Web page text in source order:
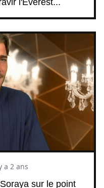
l'Everest...
sur le point
a 2 ans